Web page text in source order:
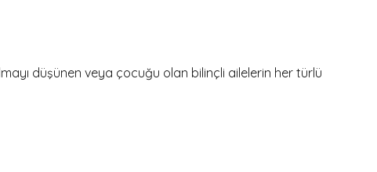
düşünen veya çocuğu olan bilinçli ailelerin her türlü